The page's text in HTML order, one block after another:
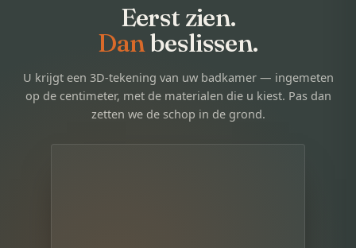
Eerst zien.
Danbeslissen.
U krijgt een 3D-tekening van uw badkamer — ingemeten
op de centimeter, met de materialen die u kiest. Pas dan
zetten we de schop in de grond.